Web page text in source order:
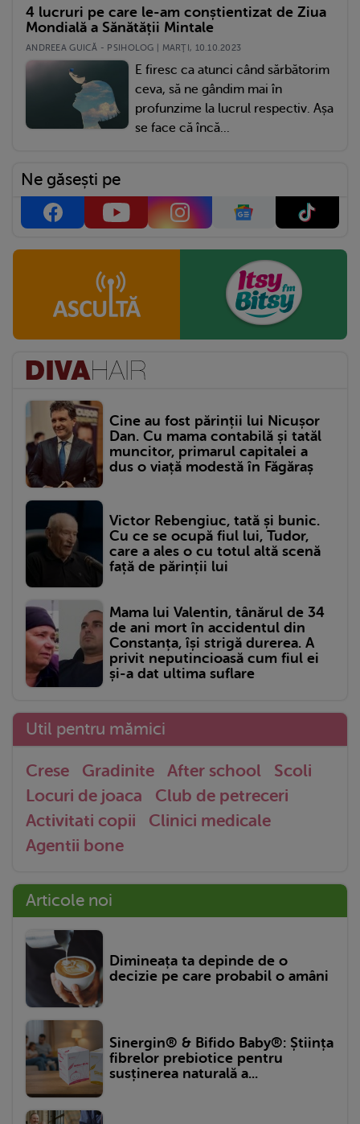
4 lucruri pe care le-am conștientizat de Ziua
Mondială a Sănătății Mintale
ANDREEA GUICĂ - PSIHOLOG | MARŢI, 10.10.2023
E firesc ca atunci când sărbătorim
ceva, să ne gândim mai în
profunzime la lucrul respectiv. Așa
se face că încă...
Ne găsești pe
Cine au fost părinții lui Nicușor
Dan. Cu mama contabilă și tatăl
muncitor, primarul capitalei a
dus o viață modestă în Făgăraș
Victor Rebengiuc, tată și bunic.
Cu ce se ocupă fiul lui, Tudor,
care a ales o cu totul altă scenă
față de părinții lui
Mama lui Valentin, tânărul de 34
de ani mort în accidentul din
Constanța, își strigă durerea. A
privit neputincioasă cum fiul ei
și-a dat ultima suflare
Util pentru mămici
Crese Gradinite After school
Scoli
Locuri de joaca
Club de petreceri
Activitati copii
Clinici medicale
Agentii bone
Articole noi
Dimineața ta depinde de o
decizie pe care probabil o amâni
Sinergin® & Bifido Baby®: Știința
fibrelor prebiotice pentru
susținerea naturală a...